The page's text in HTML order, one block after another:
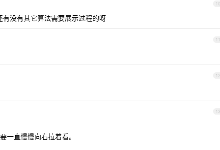
10
没有其它算法需要展示过程的呀
11
12
13
一直慢慢向右拉着看。